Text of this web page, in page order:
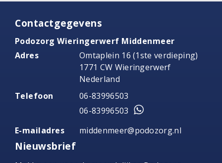
Contactgegevens
Podozorg Wieringerwerf Middenmeer
Adres
Omtaplein 16 (1ste verdieping)
1771 CW Wieringerwerf
Nederland
Telefoon
06-83996503
06-83996503
E-mailadres
middenmeer@podozorg.nl
Nieuwsbrief